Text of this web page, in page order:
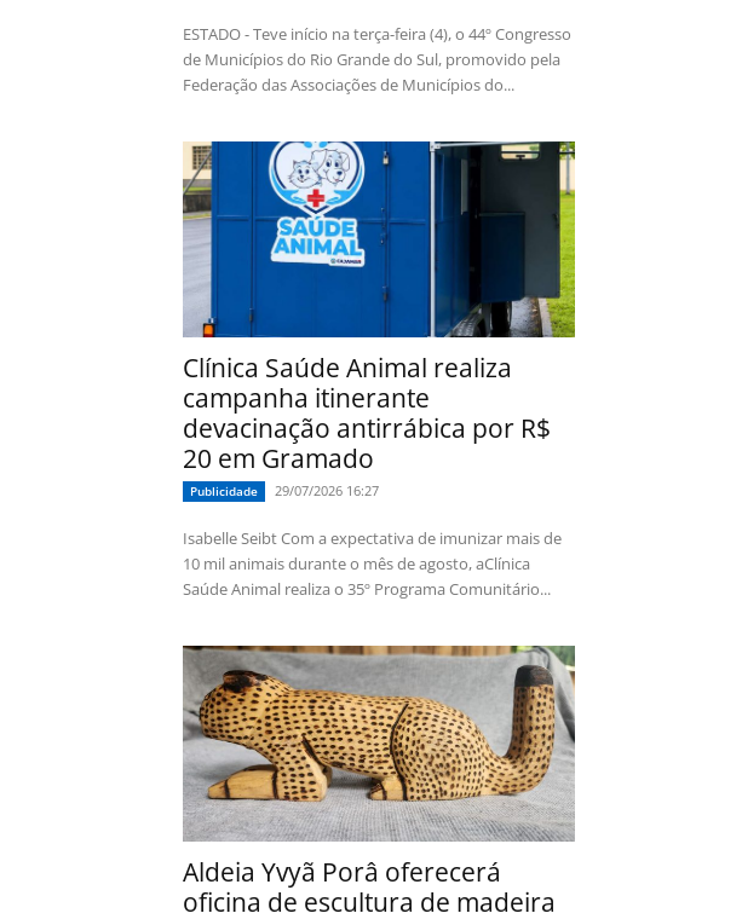
ESTADO - Teve início na terça-feira (4), o 44º Congresso
de Municípios do Rio Grande do Sul, promovido pela
Federação das Associações de Municípios do...
Clínica Saúde Animal realiza
campanha itinerante
devacinação antirrábica por R$
20 em Gramado
Publicidade 29/07/2026 16:27
Isabelle Seibt Com a expectativa de imunizar mais de
10 mil animais durante o mês de agosto, aClínica
Saúde Animal realiza o 35º Programa Comunitário...
Aldeia Yvyã Porâ oferecerá
oficina de escultura de madeira